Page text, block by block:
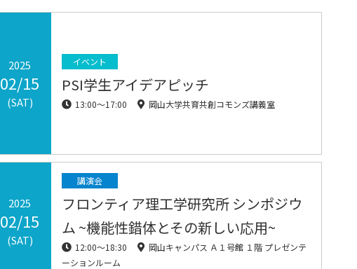
2025
02/15
(SAT)
イベント
PSI学生アイデアピッチ
13:00〜17:00 岡山大学共育共創コモンズ講義室
2025
02/15
(SAT)
講演会
フロンティア理工学研究所 シンポジウ
ム ~機能性錯体とその新しい応用~
12:00〜18:30
岡山キャンパス Ａ１号館 １階 プレゼンテ
ーションルーム